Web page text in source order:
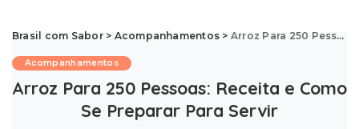
Brasil com Sabor> Acompanhamentos > Arroz Para 250 Pessoas: Receita e Como Se Preparar Para Servir
Acompanhamentos
Arroz Para 250 Pessoas: Receita e Como
Se Preparar Para Servir